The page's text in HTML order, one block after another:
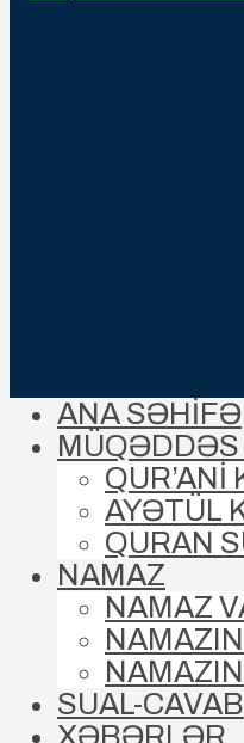
ANA SƏHİFƏ
MÜQƏDDƏS
AYƏTÜL
QURAN
NAMAZ
NAMAZ
SUAL-CAVAB
XƏBƏRLƏR